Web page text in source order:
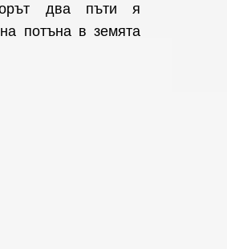
два пъти я
потъна в земята